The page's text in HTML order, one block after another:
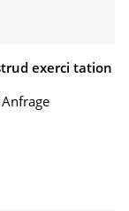
exerci tation